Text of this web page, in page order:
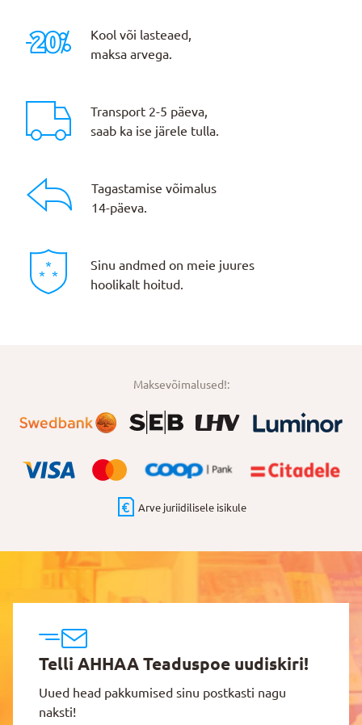
Kool või lasteaed,
maksa arvega.
Transport 2-5 päeva,
saab ka ise järele tulla.
Tagastamise võimalus
14-päeva.
Sinu andmed on meie juures
hoolikalt hoitud.
Maksevõimalused!:
Arve juriidilisele isikule
Telli AHHAA Teaduspoe uudiskiri!
Uued head pakkumised sinu postkasti nagu
naksti!